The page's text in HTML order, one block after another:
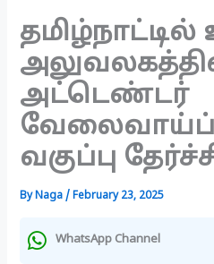
தமிழ்நாட்டில்
அட்டெண்டர்
வகுப்பு
ByNaga/February 23, 2025
WhatsApp Channel